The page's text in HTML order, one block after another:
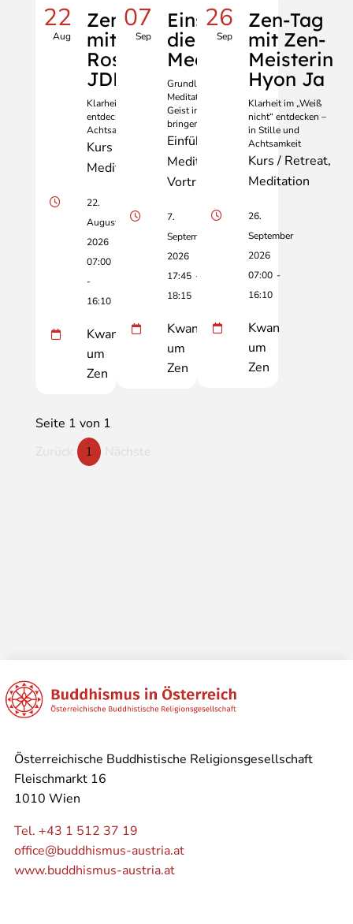
22
Aug
Zen-Tag
mit Knud
Rosenmayr
JDPSN
Klarheit im „Weiß nicht“
entdecken – in Stille und
Achtsamkeit
Kurs / Retreat
Meditation
22.
August
2026
07:00
-
16:10
Kwan
um
Zen
07
Sep
Einstieg in
die Zen-
Meditation
Grundlagen der Zen-
Meditation: Körper und
Geist in Einklang
bringen
Einführung
Meditation
Vortrag
7.
September
2026
17:45 -
18:15
Kwan
um
Zen
26
Sep
Zen-Tag
mit Zen-
Meisterin
Hyon Ja
Klarheit im „Weiß
nicht“ entdecken –
in Stille und
Achtsamkeit
Kurs / Retreat
Meditation
26.
September
2026
07:00 -
16:10
Kwan
um
Zen
Seite 1 von 1
1
Österreichische Buddhistische Religionsgesellschaft
Fleischmarkt 16
1010 Wien
Tel. +43 1 512 37 19
office@buddhismus-austria.at
www.buddhismus-austria.at